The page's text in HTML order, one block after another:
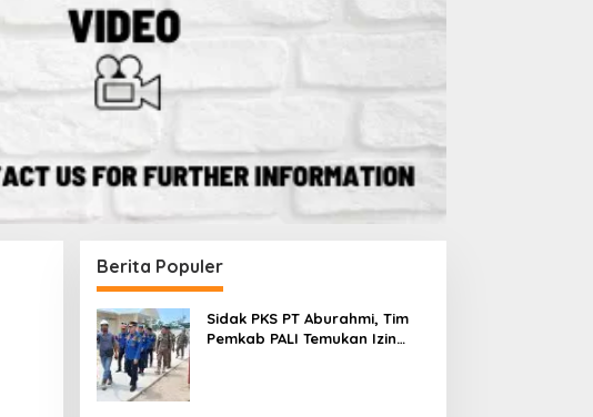
Berita Populer
Sidak PKS PT Aburahmi, Tim
Pemkab PALI Temukan Izin